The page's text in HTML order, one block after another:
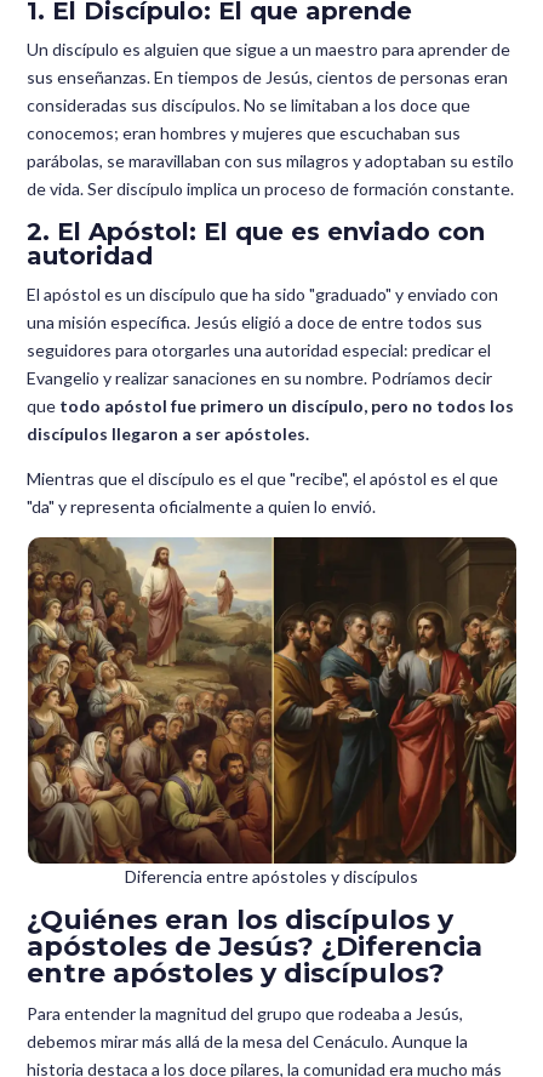
1. El Discípulo: El que aprende
Un discípulo es alguien que sigue a un maestro para aprender de
sus enseñanzas. En tiempos de Jesús, cientos de personas eran
consideradas sus discípulos. No se limitaban a los doce que
conocemos; eran hombres y mujeres que escuchaban sus
parábolas, se maravillaban con sus milagros y adoptaban su estilo
de vida. Ser discípulo implica un proceso de formación constante.
2. El Apóstol: El que es enviado con
autoridad
El apóstol es un discípulo que ha sido "graduado" y enviado con
una misión específica. Jesús eligió a doce de entre todos sus
seguidores para otorgarles una autoridad especial: predicar el
Evangelio y realizar sanaciones en su nombre. Podríamos decir
que todo apóstol fue primero un discípulo, pero no todos los
discípulos llegaron a ser apóstoles.
Mientras que el discípulo es el que "recibe", el apóstol es el que
"da" y representa oficialmente a quien lo envió.
Diferencia entre apóstoles y discípulos
¿Quiénes eran los discípulos y
apóstoles de Jesús? ¿Diferencia
entre apóstoles y discípulos?
Para entender la magnitud del grupo que rodeaba a Jesús,
debemos mirar más allá de la mesa del Cenáculo. Aunque la
historia destaca a los doce pilares, la comunidad era mucho más